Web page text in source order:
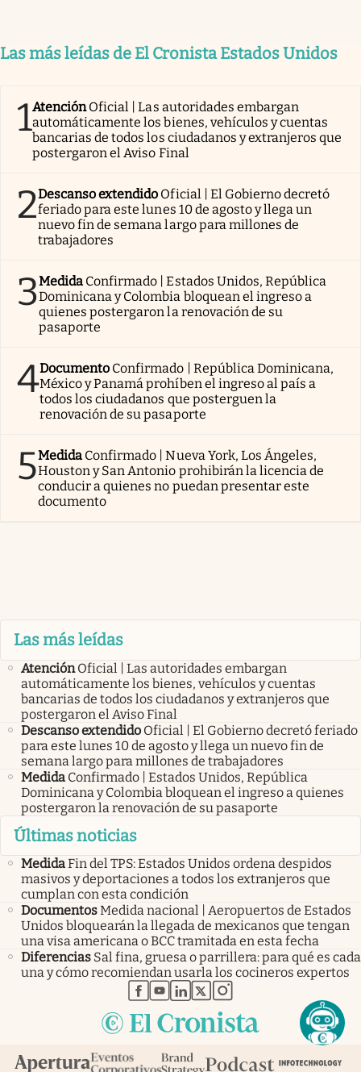
Las más leídas de El Cronista Estados Unidos
1AtenciónOficial | Las autoridades embargan
automáticamente los bienes, vehículos y cuentas
bancarias de todos los ciudadanos y extranjeros que
postergaron el Aviso Final
2Descanso extendido Oficial | El Gobierno decretó
feriado para este lunes 10 de agosto y llega un
nuevo fin de semana largo para millones de
trabajadores
3Medida Confirmado | Estados Unidos, República
Dominicana y Colombia bloquean el ingreso a
quienes postergaron la renovación de su
pasaporte
4Documento Confirmado | República Dominicana,
México y Panamá prohíben el ingreso al país a
todos los ciudadanos que posterguen la
renovación de su pasaporte
5Medida Confirmado | Nueva York, Los Ángeles,
Houston y San Antonio prohibirán la licencia de
conducir a quienes no puedan presentar este
documento
Las más leídas
Atención Oficial | Las autoridades embargan
automáticamente los bienes, vehículos y cuentas
bancarias de todos los ciudadanos y extranjeros que
postergaron el Aviso Final
Descanso extendido Oficial | El Gobierno decretó feriado
para este lunes 10 de agosto y llega un nuevo fin de
semana largo para millones de trabajadores
Medida Confirmado | Estados Unidos, República
Dominicana y Colombia bloquean el ingreso a quienes
postergaron la renovación de su pasaporte
Últimas noticias
MedidaFin del TPS: Estados Unidos ordena despidos
masivos y deportaciones a todos los extranjeros que
cumplan con esta condición
DocumentosMedida nacional | Aeropuertos de Estados
Unidos bloquearán la llegada de mexicanos que tengan
una visa americana o BCC tramitada en esta fecha
Diferencias Sal fina, gruesa o parrillera: para qué es cada
una y cómo recomiendan usarla los cocineros expertos
abre en nueva pestaña
abre en nueva pestaña
abre en nueva pestaña
abre en nueva pestaña
abre en nueva pestaña